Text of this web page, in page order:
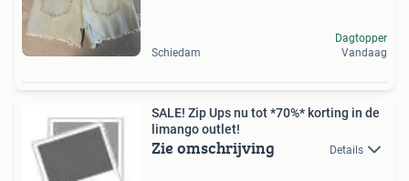
Schiedam
Dagtopper
Vandaag
SALE! Zip Ups nu tot *70%* korting in de
limango outlet!
Zie omschrijving Details